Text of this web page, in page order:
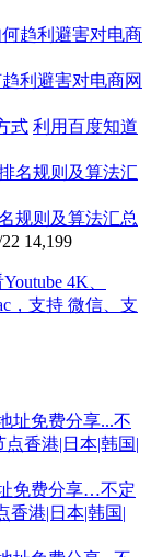
利避害对电商网
利用百度知道
规则及算法汇总
14,199
址免费分享…不定
港|日本|韩国|